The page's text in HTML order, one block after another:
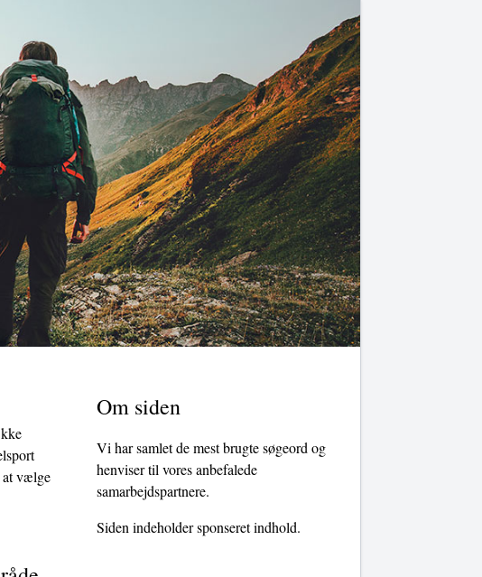
at vælge
Om siden
Vi har samlet de mest brugte søgeord og
henviser til vores anbefalede
samarbejdspartnere.
Siden indeholder sponseret indhold.